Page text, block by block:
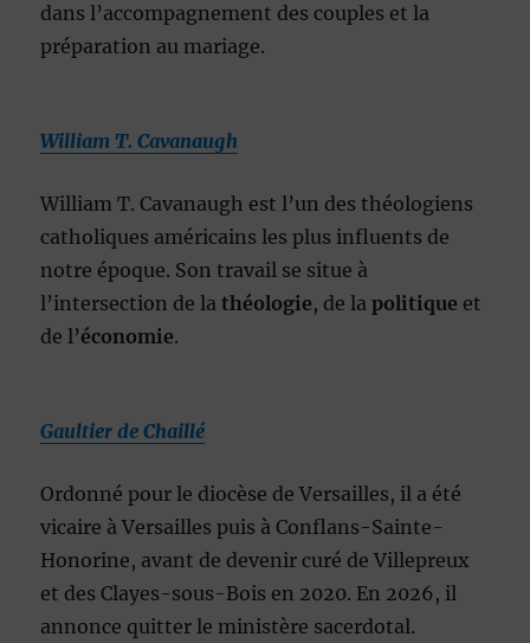
dans l’accompagnement des couples et la
préparation au mariage.
William T. Cavanaugh
William T. Cavanaugh est l’un des théologiens
catholiques américains les plus influents de
notre époque. Son travail se situe à
l’intersection de lathéologie, de lapolitique et
de l’économie.
Gaultier de Chaillé
Ordonné pour le diocèse de Versailles, il a été
vicaire à Versailles puis à Conflans-Sainte-
Honorine, avant de devenir curé de Villepreux
et des Clayes-sous-Bois en 2020. En 2026, il
annonce quitter le ministère sacerdotal.